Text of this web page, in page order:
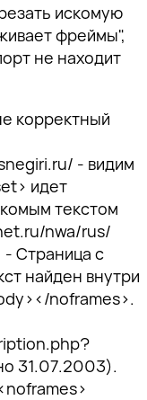
искомую
фреймы",
не находит
корректный
- видим
идет
текстом
nwa/rus/
Страница с
найден внутри
noframes>.
31.07.2003).